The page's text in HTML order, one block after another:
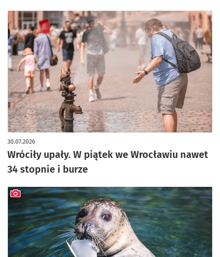
Wróciły upały. W piątek we Wrocławiu nawet
34 stopnie i burze
30.07.2026